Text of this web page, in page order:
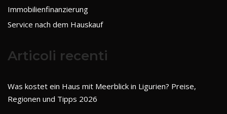
Immobilienfinanzierung
Service nach dem Hauskauf
Articoli recenti
Was kostet ein Haus mit Meerblick in Ligurien? Preise,
Regionen und Tipps 2026